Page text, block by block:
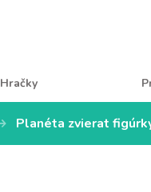
Hračky
Planéta zvierat